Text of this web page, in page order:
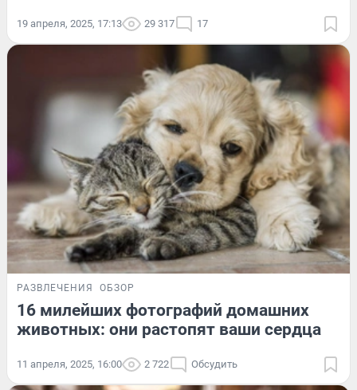
19 апреля, 2025, 17:13 29 317 17
РАЗВЛЕЧЕНИЯ ОБЗОР
16 милейших фотографий домашних
животных: они растопят ваши сердца
11 апреля, 2025, 16:00 2 722 Обсудить